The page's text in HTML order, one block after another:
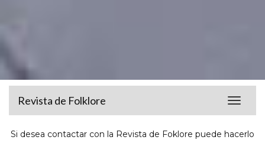
Toggle
Revista de Folklore
Si desea contactar con la Revista de Foklore puede hacerlo